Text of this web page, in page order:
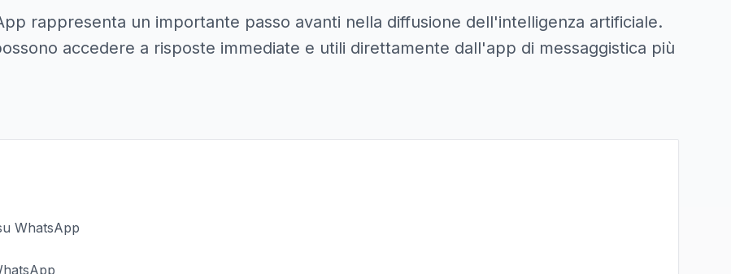
rappresenta un importante passo avanti nella diffusione dell'intelligenza artificiale.
accedere a risposte immediate e utili direttamente dall'app di messaggistica più
WhatsApp